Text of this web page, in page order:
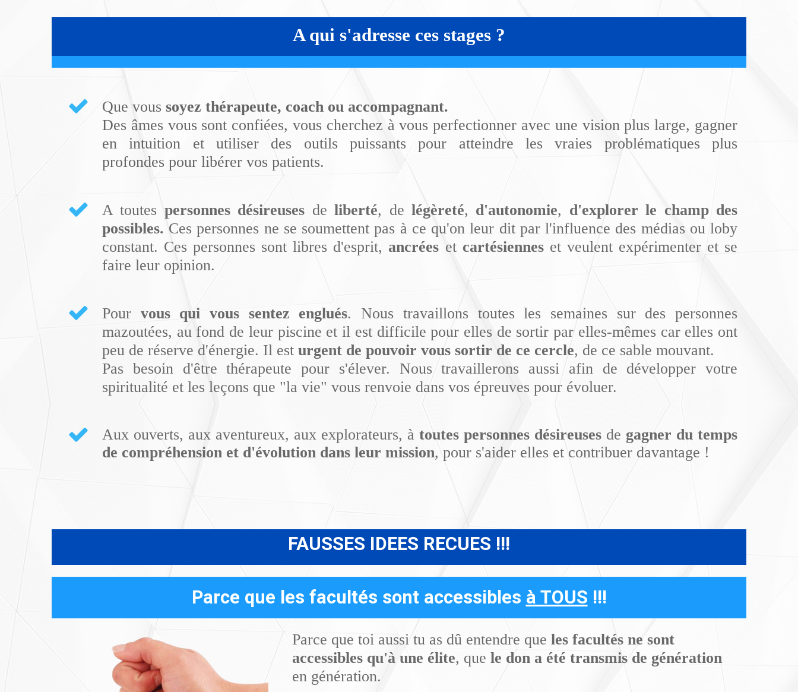
A qui s'adresse ces stages ?
Que vous soyez thérapeute, coach ou accompagnant.
Des âmes vous sont confiées, vous cherchez à vous perfectionner avec une vision plus large, gagner
en intuition et utiliser des outils puissants pour atteindre les vraies problématiques plus
profondes pour libérer vos patients.
A toutes personnes désireuses deliberté, de légèreté, d'autonomie, d'explorer le champ des
possibles. Ces personnes ne se soumettent pas à ce qu'on leur dit par l'influence des médias ou loby
constant. Ces personnes sont libres d'esprit, ancrées et cartésiennes et veulent expérimenter et se
faire leur opinion.
Pour vous qui vous sentez englués. Nous travaillons toutes les semaines sur des personnes
mazoutées, au fond de leur piscine et il est difficile pour elles de sortir par elles-mêmes car elles ont
peu de réserve d'énergie. Il est urgent de pouvoir vous sortir de ce cercle, de ce sable mouvant.
Pas besoin d'être thérapeute pour s'élever. Nous travaillerons aussi afin de développer votre
spiritualité et les leçons que "la vie" vous renvoie dans vos épreuves pour évoluer.
Aux ouverts, aux aventureux, aux explorateurs, à toutes personnes désireuses de gagner du temps
de compréhension et d'évolution dans leur mission, pour s'aider elles et contribuer davantage !
FAUSSES IDEES RECUES !!!
Parce que les facultés sont accessibles à TOUS !!!
Parce que toi aussi tu as dû entendre que les facultés ne sont
accessibles qu'à une élite, que le don a été transmis de génération
en génération.